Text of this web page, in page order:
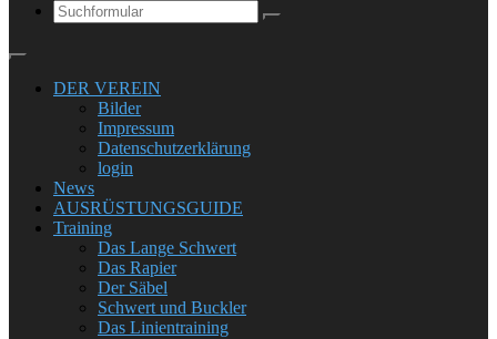
DER VEREIN
Bilder
Impressum
Datenschutzerklärung
login
News
AUSRÜSTUNGSGUIDE
Training
Das Lange Schwert
Das Rapier
Der Säbel
Schwert und Buckler
Das Linientraining